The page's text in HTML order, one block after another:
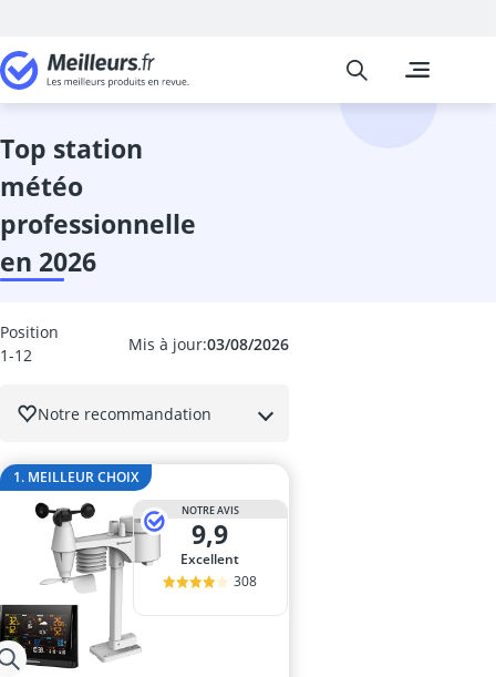
Cuisine et
Abattant wc
Meilleurs
top station
météo
professionnelle
en 2026
Mis à jour:03/08/2026
Position
1-12
Notre recommandation
1. MEILLEUR CHOIX
NOTRE AVIS
9,9
Excellent
308